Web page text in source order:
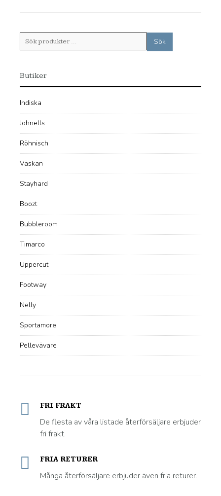
Sök
efter:
Sök
Butiker
Indiska
Johnells
Röhnisch
Väskan
Stayhard
Boozt
Bubbleroom
Timarco
Uppercut
Footway
Nelly
Sportamore
Pellevävare
FRI FRAKT
De flesta av våra listade återförsäljare erbjuder
fri frakt.
FRIA RETURER
Många återförsäljare erbjuder även fria returer.